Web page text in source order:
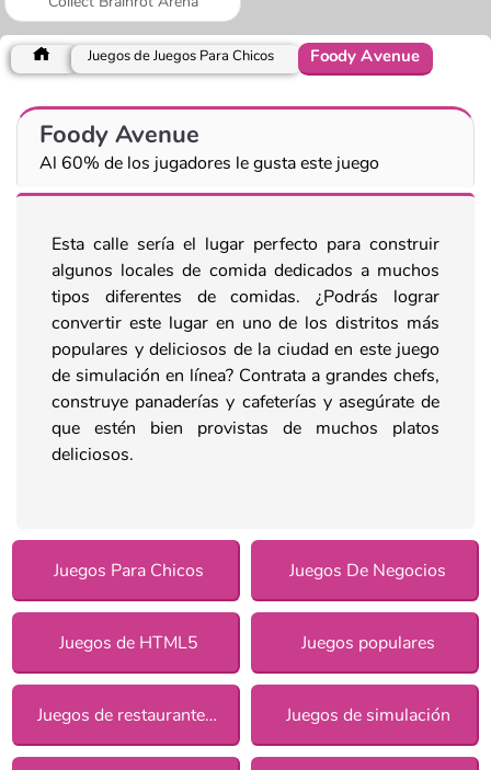
Juegos de Juegos Para Chicos Foody Avenue
Foody Avenue
Al 60% de los jugadores le gusta este juego
Esta calle sería el lugar perfecto para construir
algunos locales de comida dedicados a muchos
tipos diferentes de comidas. ¿Podrás lograr
convertir este lugar en uno de los distritos más
populares y deliciosos de la ciudad en este juego
de simulación en línea? Contrata a grandes chefs,
construye panaderías y cafeterías y asegúrate de
que estén bien provistas de muchos platos
deliciosos.
Juegos Para Chicos Juegos De Negocios
Juegos de HTML5 Juegos populares
Juegos de restaurantes para chicas Juegos de simulación